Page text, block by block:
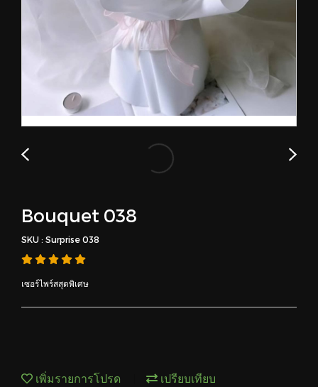
Bouquet 038
SKU : Surprise 038
เซอร์ไพร์สสุดพิเศษ
เพิ่มรายการโปรด เปรียบเทียบ